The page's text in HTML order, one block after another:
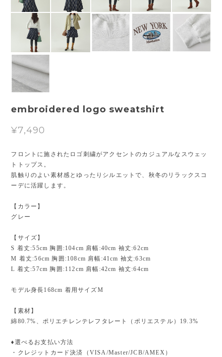
embroidered logo sweatshirt
¥7,490
フロントに施されたロゴ刺繍がアクセントのカジュアルなスウェッ
トトップス。
肌触りのよい素材感とゆったりシルエットで、秋冬のリラックスコ
ーデに活躍します。
【カラー】
グレー
【サイズ】
S 着丈:55cm 胸囲:104cm 肩幅:40cm 袖丈:62cm
M 着丈:56cm 胸囲:108cm 肩幅:41cm 袖丈:63cm
L 着丈:57cm 胸囲:112cm 肩幅:42cm 袖丈:64cm
モデル身長168cm 着用サイズM
【素材】
綿80.7%、ポリエチレンテレフタレート（ポリエステル）19.3%
♦︎選べるお支払い方法
・クレジットカード決済（VISA/Master/JCB/AMEX）